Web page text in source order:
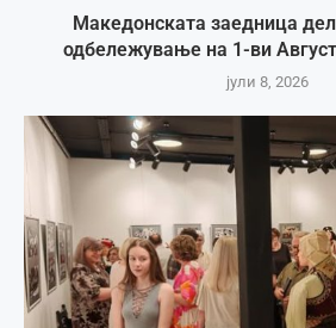
Македонската заедница
одбележување на 1-ви
јули 8, 2026